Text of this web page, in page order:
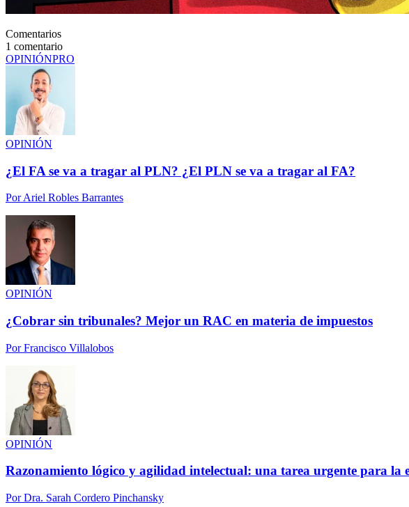
Comentarios
1 comentario
OPINIÓNPRO
OPINIÓN
¿El FA se va a tragar al PLN? ¿El PLN se va a tragar al FA?
PorAriel Robles Barrantes
OPINIÓN
¿Cobrar sin tribunales? Mejor un RAC en materia de impuestos
PorFrancisco Villalobos
OPINIÓN
Razonamiento lógico y agilidad intelectual: una tarea urgente para la
PorDra. Sarah Cordero Pinchansky